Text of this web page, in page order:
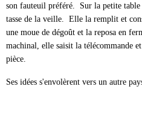
son fauteuil préféré. Sur la petite table
tasse de la veille. Elle la remplit et
une moue de dégoût et la reposa en
machinal, elle saisit la télécommande
pièce.
Ses idées s'envolèrent vers un autre